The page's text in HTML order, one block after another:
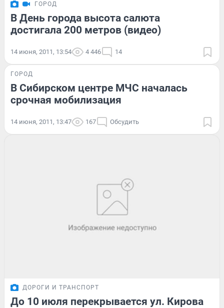
ГОРОД
В День города высота салюта
достигала 200 метров (видео)
14 июня, 2011, 13:54 4 446 14
ГОРОД
В Сибирском центре МЧС началась
срочная мобилизация
14 июня, 2011, 13:47 167 Обсудить
ДОРОГИ И ТРАНСПОРТ
До 10 июля перекрывается ул. Кирова